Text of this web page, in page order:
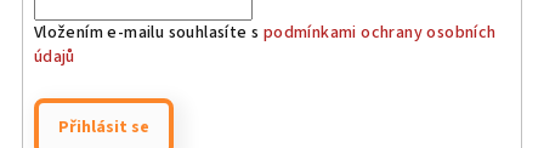
Vložením e-mailu souhlasíte s podmínkami ochrany osobních
údajů
Přihlásit se